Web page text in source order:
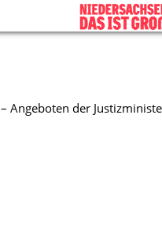
Angeboten der